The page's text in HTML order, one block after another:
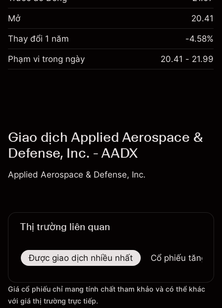
Mở 20.41
Thay đổi 1 năm -4.58%
Phạm vi trong ngày 20.41 - 21.99
Giao dịch Applied Aerospace &
Defense, Inc. - AADX
Applied Aerospace & Defense, Inc.
Thị trường liên quan
Được giao dịch nhiều nhất Cổ phiếu tăng
Giá cổ phiếu chỉ mang tính chất tham khảo và có thể khác
với giá thị trường trực tiếp.